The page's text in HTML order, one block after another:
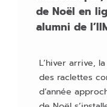
de Noël en
alumni de
L’hiver arrive,
des raclettes
d’année